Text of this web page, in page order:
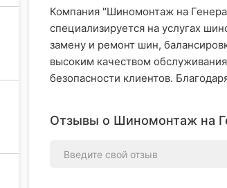
Компания "Шиномонтаж на
специализируется на услугах
замену и ремонт шин,
высоким качеством
безопасности клиентов.
Отзывы о Шиномонтаж на